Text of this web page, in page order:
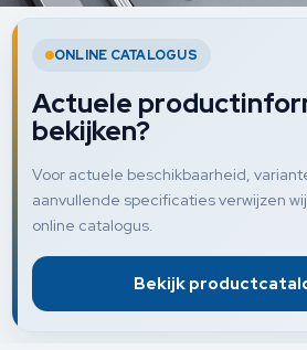
ONLINE CATALOGUS
Actuele
bekijken?
Voor actuele beschikbaarheid,
aanvullende specificaties verwijzen
online catalogus.
Bekijk